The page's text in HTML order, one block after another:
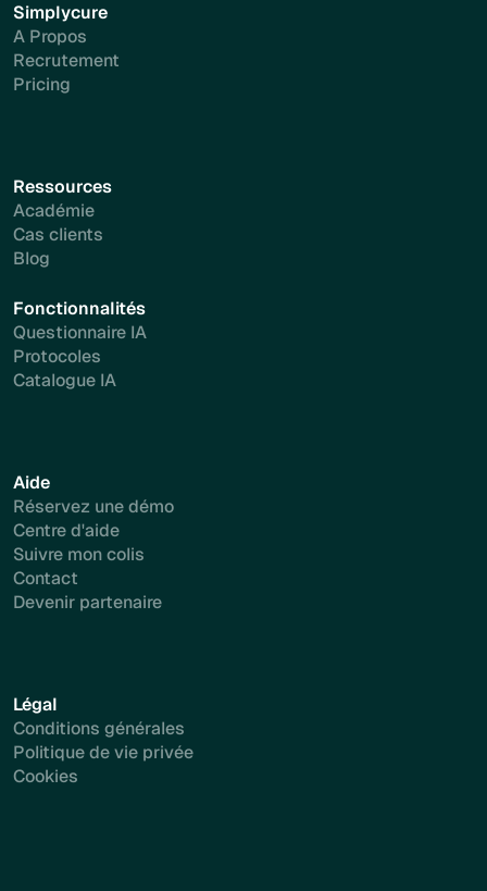
Simplycure
A Propos
Recrutement
Pricing
Ressources
Académie
Cas clients
Blog
Fonctionnalités
Questionnaire IA
Protocoles
Catalogue IA
Aide
Réservez une démo
Centre d'aide
Suivre mon colis
Contact
Devenir partenaire
Légal
Conditions générales
Politique de vie privée
Cookies